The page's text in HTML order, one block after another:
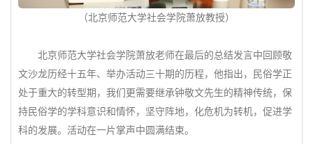
（北京师范大学社会学院萧放教授）
北京师范大学社会学院萧放老师在最后的总结发言中回顾敬
文沙龙历经十五年、举办活动三十期的历程，他指出，民俗学正
处于重大的转型期，我们更需要继承钟敬文先生的精神传统，保
持民俗学的学科意识和情怀，坚守阵地，化危机为转机，促进学
科的发展。活动在一片掌声中圆满结束。